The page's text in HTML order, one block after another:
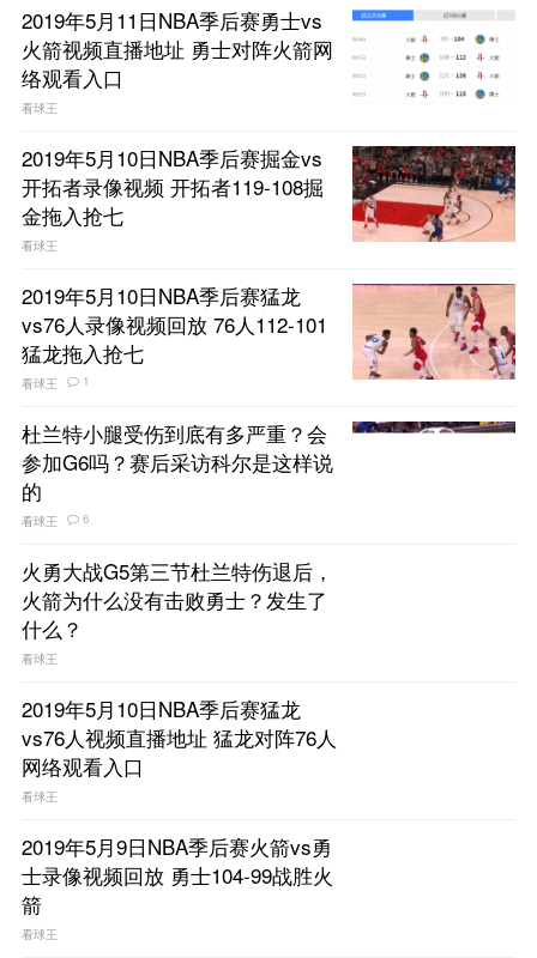
2019年5月11日NBA季后赛勇士vs
火箭视频直播地址 勇士对阵火箭网
络观看入口
看球王
2019年5月10日NBA季后赛掘金vs
开拓者录像视频 开拓者119-108掘
金拖入抢七
看球王
2019年5月10日NBA季后赛猛龙
vs76人录像视频回放 76人112-101
猛龙拖入抢七
看球王 1
杜兰特小腿受伤到底有多严重？会
参加G6吗？赛后采访科尔是这样说
的
看球王 6
火勇大战G5第三节杜兰特伤退后，
火箭为什么没有击败勇士？发生了
什么？
看球王
2019年5月10日NBA季后赛猛龙
vs76人视频直播地址 猛龙对阵76人
网络观看入口
看球王
2019年5月9日NBA季后赛火箭vs勇
士录像视频回放 勇士104-99战胜火
箭
看球王